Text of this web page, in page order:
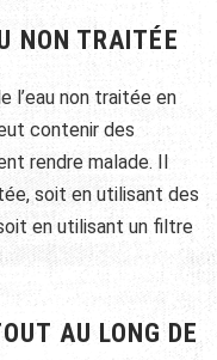
NON TRAITÉE
l’eau non traitée en
contenir des
rendre malade. Il
soit en utilisant des
en utilisant un filtre
AU LONG DE